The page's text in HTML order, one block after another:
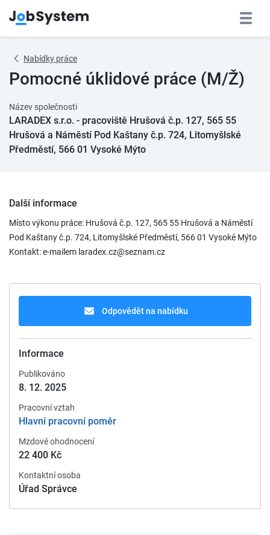
Nabídky práce
Pomocné úklidové práce (M/Ž)
Název společnosti
LARADEX s.r.o. - pracoviště Hrušová č.p. 127, 565 55
Hrušová a Náměstí Pod Kaštany č.p. 724, Litomyšlské
Předměstí, 566 01 Vysoké Mýto
Další informace
Místo výkonu práce: Hrušová č.p. 127, 565 55 Hrušová a Náměstí
Pod Kaštany č.p. 724, Litomyšlské Předměstí, 566 01 Vysoké Mýto
Kontakt: e-mailem laradex.cz@seznam.cz
Odpovědět na nabídku
Informace
Publikováno
8. 12. 2025
Pracovní vztah
Hlavní pracovní poměr
Mzdové ohodnocení
22 400 Kč
Kontaktní osoba
Úřad Správce